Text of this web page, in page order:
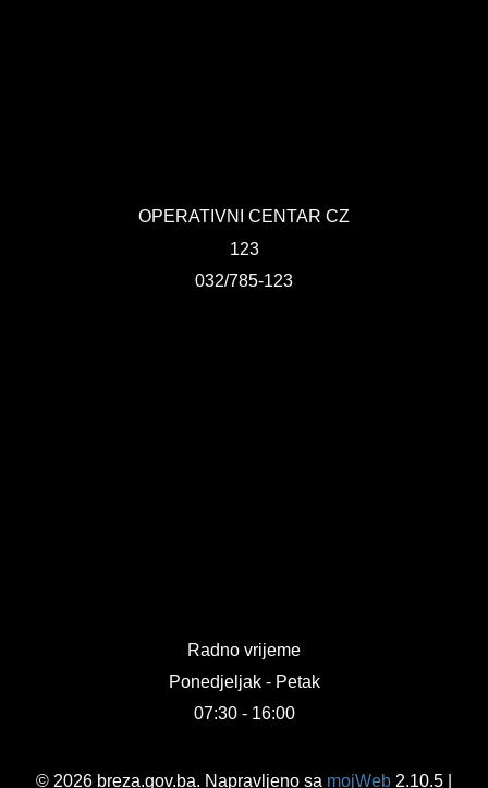
OPERATIVNI CENTAR CZ
123
032/785-123
Radno vrijeme
Ponedjeljak - Petak
07:30 - 16:00
© 2026 breza.gov.ba. Napravljeno sa mojWeb 2.10.5 |